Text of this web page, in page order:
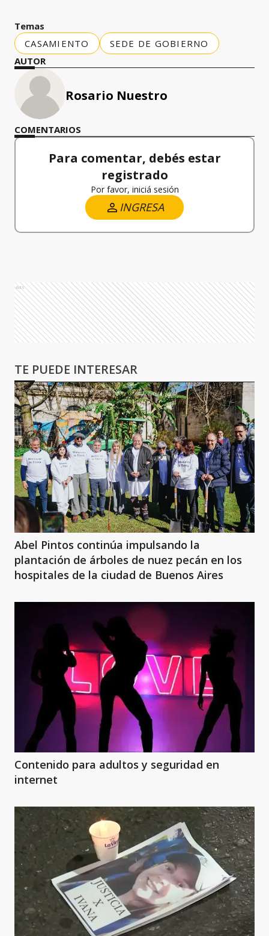
Temas
CASAMIENTO
SEDE DE GOBIERNO
AUTOR
Rosario Nuestro
COMENTARIOS
Para comentar, debés estar
registrado
Por favor, iniciá sesión
INGRESA
Ads
TE PUEDE INTERESAR
Abel Pintos continúa impulsando la
plantación de árboles de nuez pecán en los
hospitales de la ciudad de Buenos Aires
Contenido para adultos y seguridad en
internet